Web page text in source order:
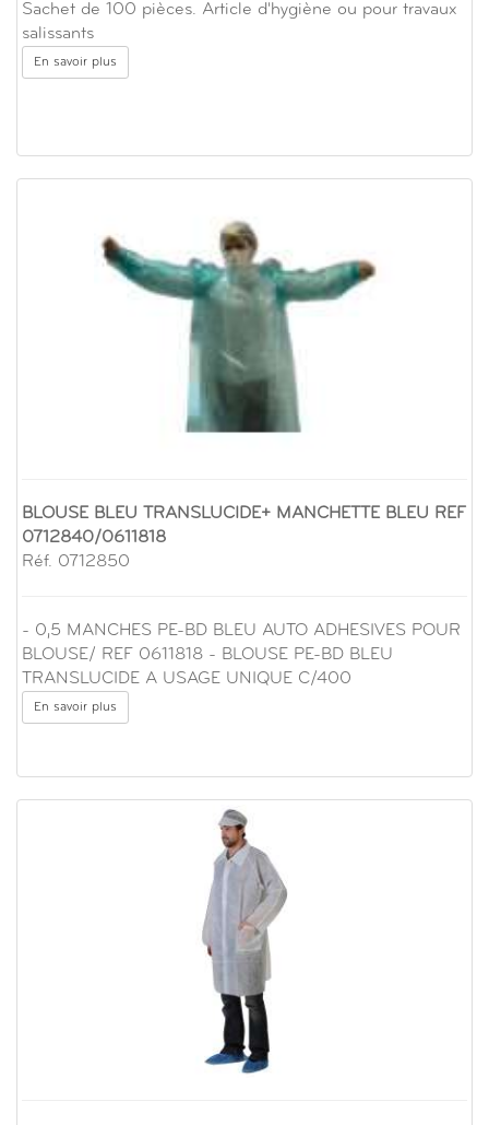
Sachet de 100 pièces. Article d'hygiène ou pour travaux
salissants
En savoir plus
BLOUSE BLEU TRANSLUCIDE+ MANCHETTE BLEU REF
0712840/0611818
Réf. 0712850
- 0,5 MANCHES PE-BD BLEU AUTO ADHESIVES POUR
BLOUSE/ REF 0611818 - BLOUSE PE-BD BLEU
TRANSLUCIDE A USAGE UNIQUE C/400
En savoir plus